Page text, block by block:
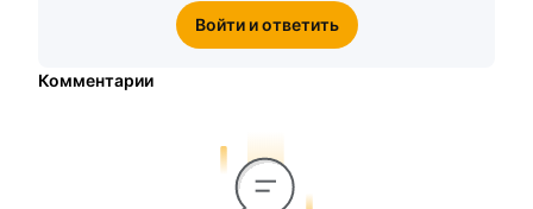
Войти и ответить
Комментарии